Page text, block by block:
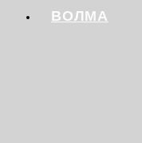
ВОЛМА